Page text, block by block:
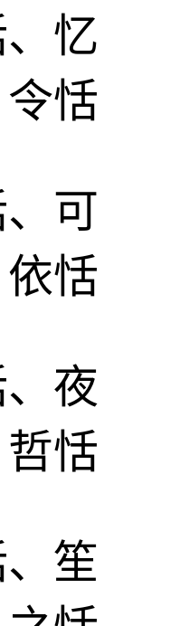
忆
恬
可
恬
夜
恬
笙